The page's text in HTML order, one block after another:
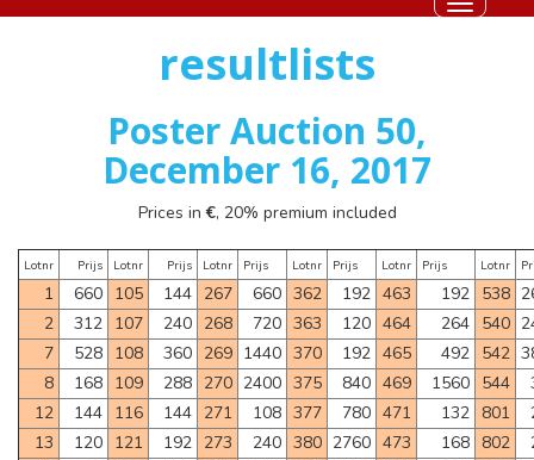
Toggle
resultlists
Poster Auction 50,
December 16, 2017
Prices in€, 20% premium included
Lotnr Prijs Lotnr Prijs Lotnr Prijs Lotnr Prijs Lotnr Prijs Lotnr
1 660 105 144 267 660 362 192 463 192 538
2
312 107 240 268 720 363 120 464 264 540
7
528 108 360 269 1440 370 192 465 492 542
8
168 109 288 270 2400 375 840 469 1560 544
12
144 116 144 271 108 377 780 471 132 801
13
120 121 192 273 240 380 2760 473 168 802